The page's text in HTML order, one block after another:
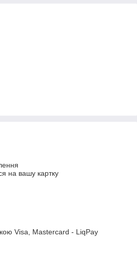
на вашу картку
Visa, Mastercard - LiqPay